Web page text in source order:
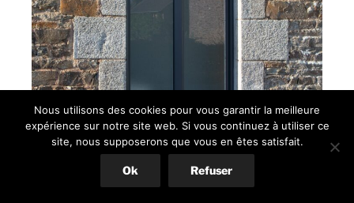
Nous utilisons des cookies pour vous garantir la meilleure
expérience sur notre site web. Si vous continuez à utiliser ce
site, nous supposerons que vous en êtes satisfait.
Ok Refuser